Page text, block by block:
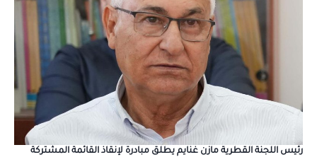
رئيس اللجنة القطرية مازن غنايم يطلق مبادرة لإنقاذ القائمة المشتركة